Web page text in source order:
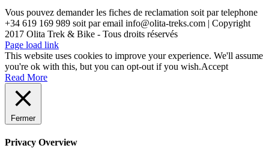
Vous pouvez demander les fiches de reclamation soit par telephone
+34 619 169 989 soit par email info@olita-treks.com | Copyright
2017 Olita Trek & Bike - Tous droits réservés
Page load link
This website uses cookies to improve your experience. We'll assume
you're ok with this, but you can opt-out if you wish.Accept
Read More
Fermer
Privacy Overview